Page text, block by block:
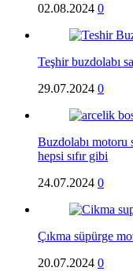
02.08.2024 0
Teşhir buzdolabı
29.07.2024 0
Buzdolabı motoru
hepsi sıfır gibi
24.07.2024 0
Çıkma süpürge
20.07.2024 0